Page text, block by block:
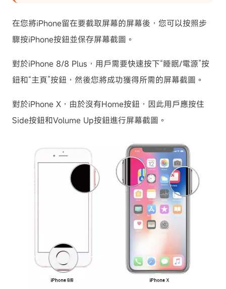
在您將iPhone留在要截取屏幕的屏幕後，您可以按照步
驟按iPhone按鈕並保存屏幕截圖。
對於iPhone 8/8 Plus，用戶需要快速按下“睡眠/電源”按
鈕和“主頁”按鈕，然後您將成功獲得所需的屏幕截圖。
對於iPhone X，由於沒有Home按鈕，因此用戶應按住
Side按鈕和Volume Up按鈕進行屏幕截圖。